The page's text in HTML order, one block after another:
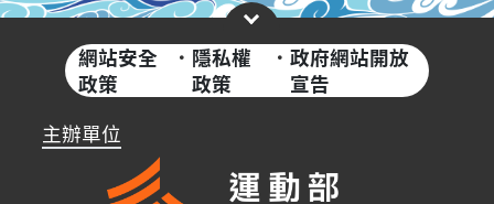
網站安全
政策
· 隱私權
政策
·政府網站開放
宣告
主辦單位